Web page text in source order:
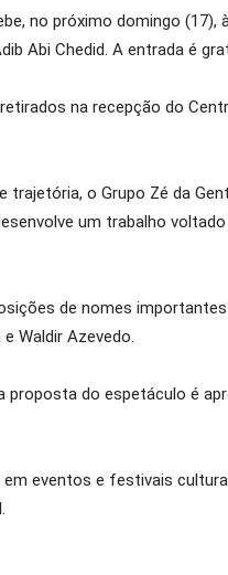
no próximo domingo
Abi Chedid. A entrada é
na recepção do
trajetória, o Grupo Zé da
um trabalho
de nomes
Waldir Azevedo.
proposta do espetáculo é
eventos e festivais